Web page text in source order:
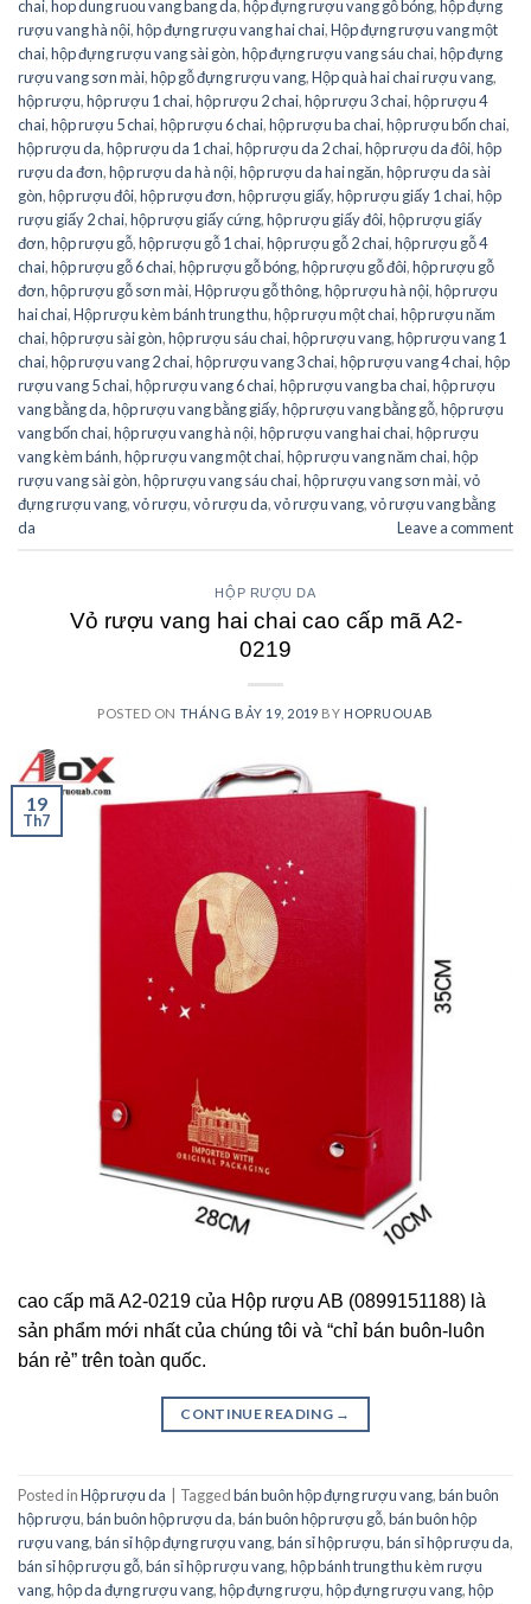
chai, hop dung ruou vang bang da, hộp đựng rượu vang gỗ bóng, hộp đựng
rượu vang hà nội,hộp đựng rượu vang hai chai,Hộp đựng rượu vang một
chai,hộp đựng rượu vang sài gòn,hộp đựng rượu vang sáu chai,hộp đựng
rượu vang sơn mài,hộp gỗ đựng rượu vang,Hộp quà hai chai rượu vang,
hộp rượu,hộp rượu 1 chai,hộp rượu 2 chai,hộp rượu 3 chai,hộp rượu 4
chai,hộp rượu 5 chai,hộp rượu 6 chai,hộp rượu ba chai,hộp rượu bốn chai,
hộp rượu da,hộp rượu da 1 chai,hộp rượu da 2 chai,hộp rượu da đôi,hộp
rượu da đơn,hộp rượu da hà nội,hộp rượu da hai ngăn,hộp rượu da sài
gòn,hộp rượu đôi,hộp rượu đơn,hộp rượu giấy,hộp rượu giấy 1 chai,hộp
rượu giấy 2 chai,hộp rượu giấy cứng,hộp rượu giấy đôi,hộp rượu giấy
đơn,hộp rượu gỗ,hộp rượu gỗ 1 chai,hộp rượu gỗ 2 chai,hộp rượu gỗ 4
chai,hộp rượu gỗ 6 chai,hộp rượu gỗ bóng,hộp rượu gỗ đôi,hộp rượu gỗ
đơn,hộp rượu gỗ sơn mài,Hộp rượu gỗ thông,hộp rượu hà nội,hộp rượu
hai chai,Hộp rượu kèm bánh trung thu,hộp rượu một chai,hộp rượu năm
chai,hộp rượu sài gòn,hộp rượu sáu chai,hộp rượu vang,hộp rượu vang 1
chai,hộp rượu vang 2 chai,hộp rượu vang 3 chai,hộp rượu vang 4 chai,hộp
rượu vang 5 chai,hộp rượu vang 6 chai,hộp rượu vang ba chai,hộp rượu
vang bằng da,hộp rượu vang bằng giấy,hộp rượu vang bằng gỗ,hộp rượu
vang bốn chai,hộp rượu vang hà nội,hộp rượu vang hai chai,hộp rượu
vang kèm bánh,hộp rượu vang một chai,hộp rượu vang năm chai,hộp
rượu vang sài gòn,hộp rượu vang sáu chai,hộp rượu vang sơn mài,vỏ
đựng rượu vang,vỏ rượu,vỏ rượu da,vỏ rượu vang,vỏ rượu vang bằng
da
Leave a comment
HỘP RƯỢU DA
Vỏ rượu vang hai chai cao cấp mã A2-
0219
POSTED ON THÁNG BẢY 19, 2019 BY HOPRUOUAB
19
Th7
cao cấp mã A2-0219 của Hộp rượu AB (0899151188) là
sản phẩm mới nhất của chúng tôi và “chỉ bán buôn-luôn
bán rẻ” trên toàn quốc.
CONTINUE READING →
Posted inHộp rượu da Taggedbán buôn hộp đựng rượu vang,bán buôn
hộp rượu,bán buôn hộp rượu da,bán buôn hộp rượu gỗ,bán buôn hộp
rượu vang,bán sỉ hộp đựng rượu vang,bán sỉ hộp rượu,bán sỉ hộp rượu da,
bán sỉ hộp rượu gỗ,bán sỉ hộp rượu vang,hộp bánh trung thu kèm rượu
vang,hộp da đựng rượu vang,hộp đựng rượu,hộp đựng rượu vang,hộp